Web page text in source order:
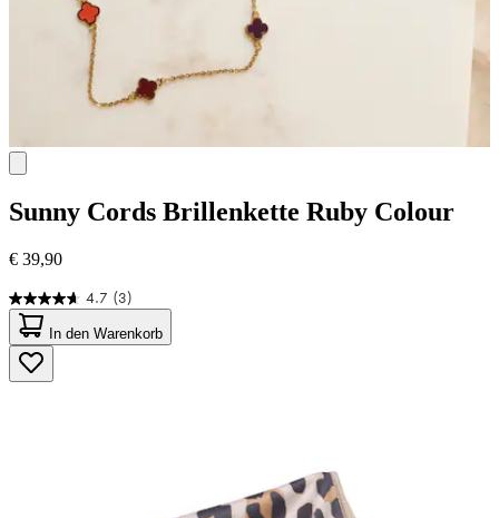
Sunny Cords Brillenkette Ruby Colour
€ 39,90
4.7 (3)
4.7
von
5
Sternen.
3
In den Warenkorb